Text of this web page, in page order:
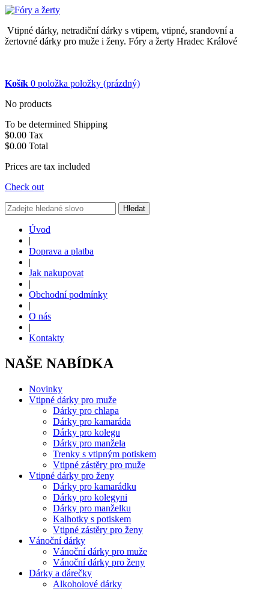
Vtipné dárky, netradiční dárky s vtipem, vtipné, srandovní a
žertovné dárky pro muže i ženy. Fóry a žerty Hradec Králové
Košík 0 položka položky (prázdný)
No products
To be determined Shipping
$0.00 Tax
$0.00 Total
Prices are tax included
Check out
Hledat
Úvod
|
Doprava a platba
|
Jak nakupovat
|
Obchodní podmínky
|
O nás
|
Kontakty
NAŠE NABÍDKA
Novinky
Vtipné dárky pro muže
Dárky pro chlapa
Dárky pro kamaráda
Dárky pro kolegu
Dárky pro manžela
Trenky s vtipným potiskem
Vtipné zástěry pro muže
Vtipné dárky pro ženy
Dárky pro kamarádku
Dárky pro kolegyni
Dárky pro manželku
Kalhotky s potiskem
Vtipné zástěry pro ženy
Vánoční dárky
Vánoční dárky pro muže
Vánoční dárky pro ženy
Dárky a dárečky
Alkoholové dárky